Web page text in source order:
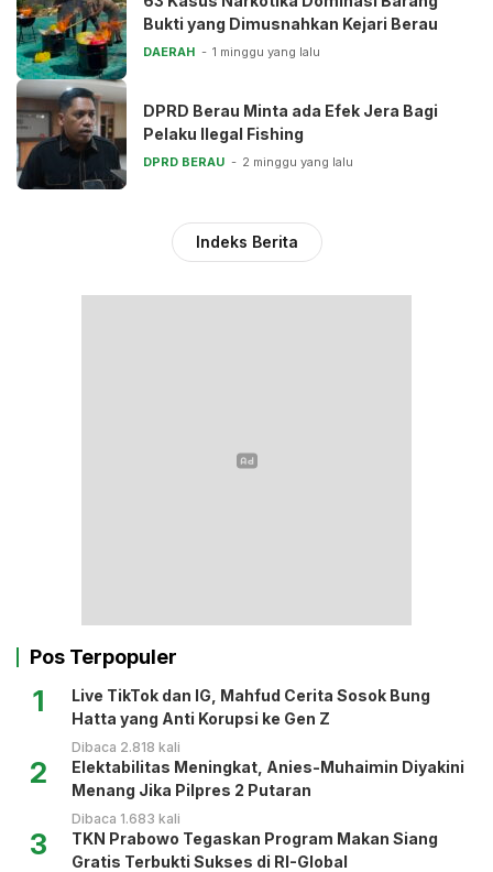
Bukti yang Dimusnahkan Kejari Berau
DAERAH 1 minggu yang lalu
DPRD Berau Minta ada Efek Jera Bagi
Pelaku Ilegal Fishing
DPRD BERAU 2 minggu yang lalu
Indeks Berita
Pos Terpopuler
1
Live TikTok dan IG, Mahfud Cerita Sosok Bung
Hatta yang Anti Korupsi ke Gen Z
Dibaca 2.818 kali
2
Elektabilitas Meningkat, Anies-Muhaimin Diyakini
Menang Jika Pilpres 2 Putaran
Dibaca 1.683 kali
3
TKN Prabowo Tegaskan Program Makan Siang
Gratis Terbukti Sukses di RI-Global